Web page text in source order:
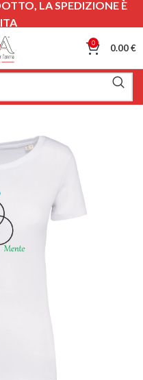
0 0.00€
LA SPEDIZIONE È